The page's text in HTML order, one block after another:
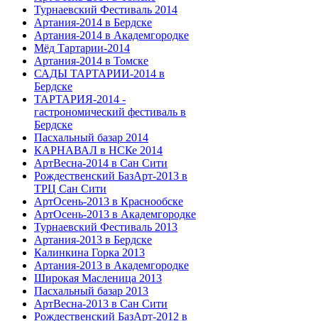
Турнаевский Фестиваль 2014
Артания-2014 в Бердске
Артания-2014 в Академгородке
Мёд Тартарии-2014
Артания-2014 в Томске
САДЫ ТАРТАРИИ-2014 в
Бердске
ТАРТАРИЯ-2014 -
гастрономический фестиваль в
Бердске
Пасхальный базар 2014
КАРНАВАЛ в НСКе 2014
АртВесна-2014 в Сан Сити
Рождественский БазАрт-2013 в
ТРЦ Сан Сити
АртОсень-2013 в Краснообске
АртОсень-2013 в Академгородке
Турнаевский Фестиваль 2013
Артания-2013 в Бердске
Калинкина Горка 2013
Артания-2013 в Академгородке
Широкая Масленица 2013
Пасхальный базар 2013
АртВесна-2013 в Сан Сити
Рождественский БазАрт-2012 в